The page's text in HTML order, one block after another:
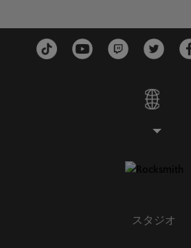
スタジオ